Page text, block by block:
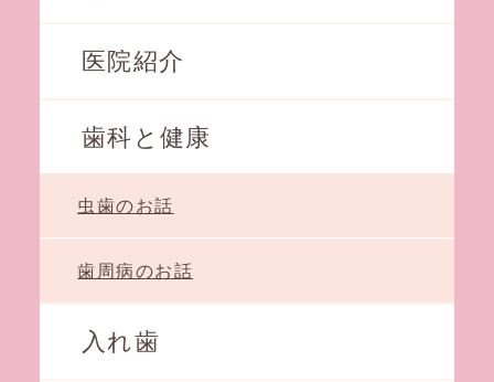
医院紹介
歯科と健康
虫歯のお話
歯周病のお話
入れ歯